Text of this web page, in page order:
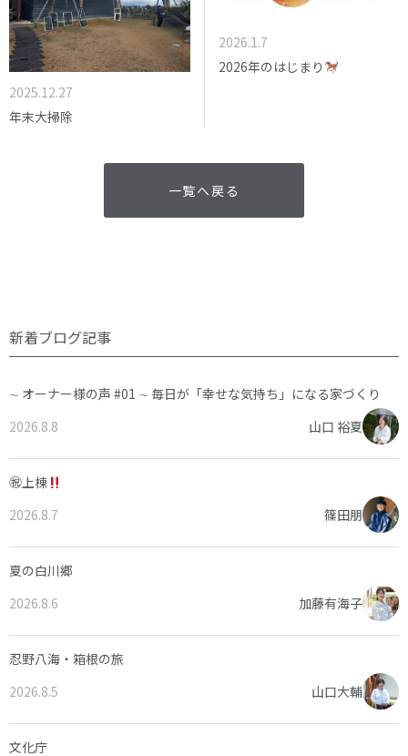
2025.12.27
年末大掃除
2026.1.7
2026年のはじまり
一覧へ戻る
新着ブログ記事
∼ オーナー様の声 #01 ∼ 毎日が「幸せな気持ち」になる家づくり
2026.8.8
山口 裕夏
㊗上棟
2026.8.7
篠田朋
夏の白川郷
2026.8.6
加藤有海子
忍野八海・箱根の旅
2026.8.5
山口大輔
文化庁